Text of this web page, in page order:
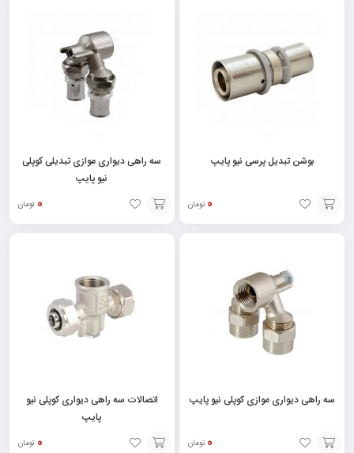
بوشن تبدیل پرسی نیو پایپ
0 تومان
انتخاب
سه راهی دیواری موازی تبدیلی کوپلی
نیو پایپ
0 تومان
انتخاب
سه راهی دیواری موازی کوپلی نیو پایپ
0 تومان
اتصالات سه راهی دیواری کوپلی نیو
پایپ
0 تومان